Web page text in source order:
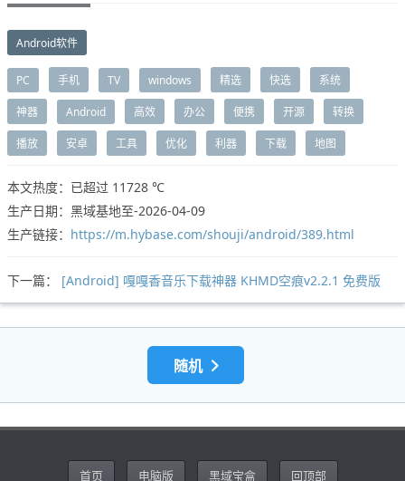
Android软件
PC 手机 TV windows 精选 快选 系统
神器 Android 高效 办公 便携 开源 转换
播放 安卓 工具 优化 利器 下载 地图
本文热度：已超过 11728 ℃
生产日期：黑域基地至-2026-04-09
生产链接： https://m.hybase.com/shouji/android/389.html
下一篇： [Android] 嘎嘎香音乐下载神器 KHMD空痕v2.2.1 免费版
随机
首页 电脑版 黑域宝盒 回顶部